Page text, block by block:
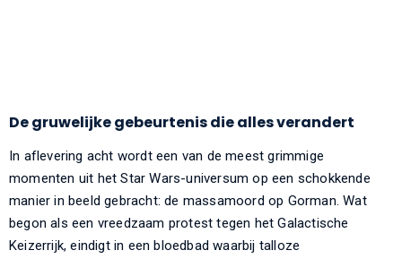
De gruwelijke gebeurtenis die alles verandert
In aflevering acht wordt een van de meest grimmige
momenten uit het Star Wars-universum op een schokkende
manier in beeld gebracht: de massamoord op Gorman. Wat
begon als een vreedzaam protest tegen het Galactische
Keizerrijk, eindigt in een bloedbad waarbij talloze